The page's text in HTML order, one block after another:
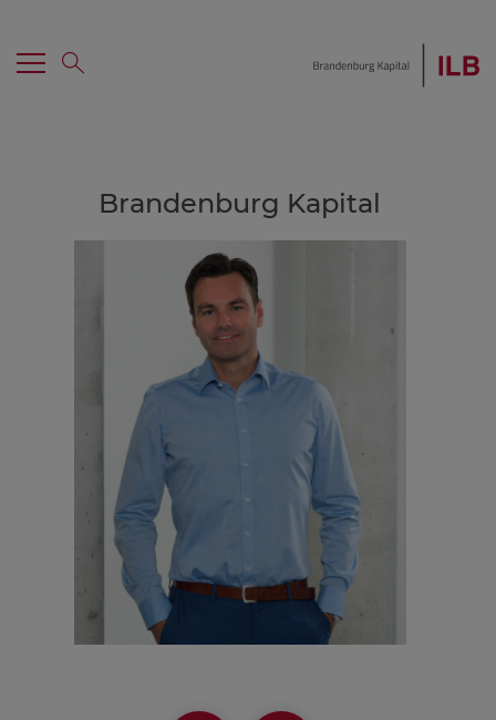
Suche
Menü
Home
Investment erhalten
Mezzanine
Co-Investor werden
Über uns
News
Brandenburg Kapital